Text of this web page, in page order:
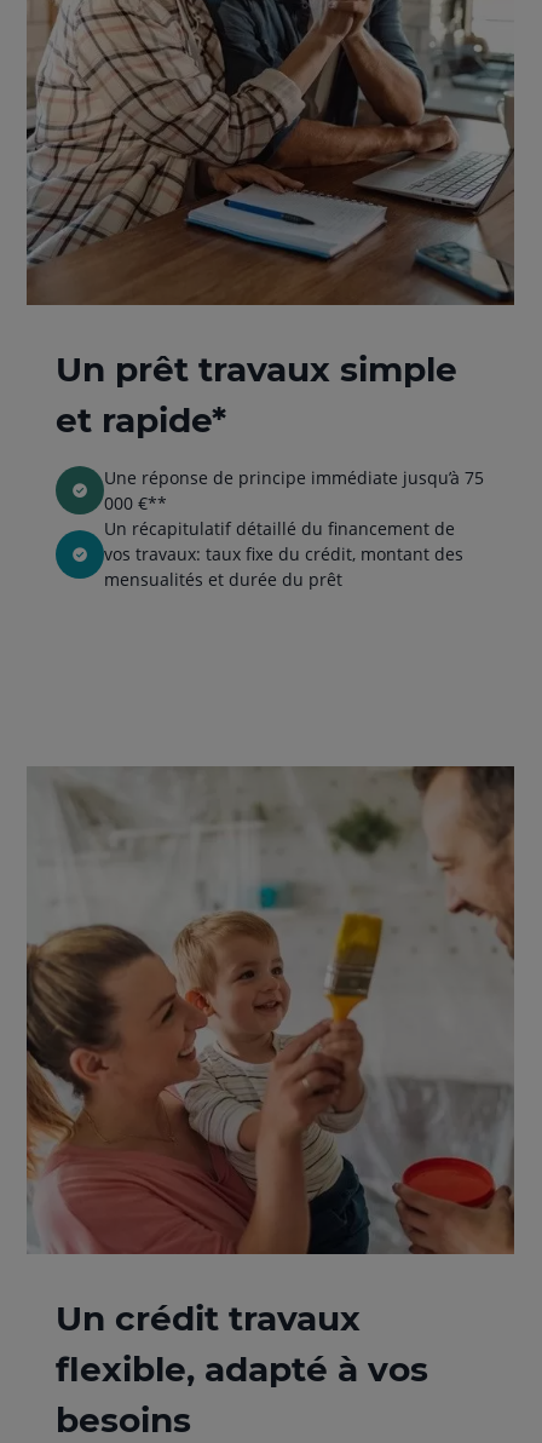
Un prêt travaux simple
et rapide*
Une réponse de principe immédiate jusqu’à 75
000 €**
Un récapitulatif détaillé du financement de
vos travaux: taux fixe du crédit, montant des
mensualités et durée du prêt
Un crédit travaux
flexible, adapté à vos
besoins